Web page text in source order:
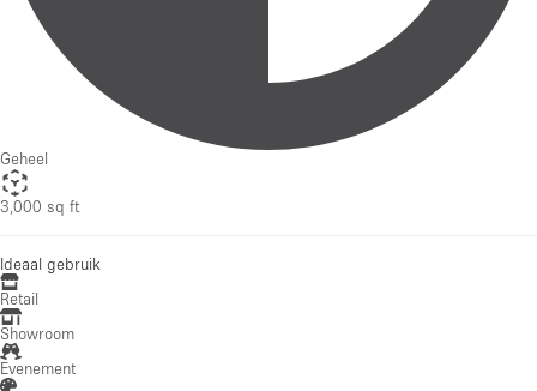
Geheel
3,000 sq ft
Ideaal gebruik
Retail
Showroom
Evenement